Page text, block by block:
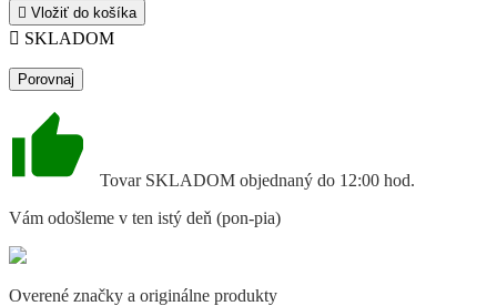
 Vložiť do košíka
 SKLADOM
Porovnaj
Tovar SKLADOM objednaný do 12:00 hod.
Vám odošleme v ten istý deň (pon-pia)
Overené značky a originálne produkty